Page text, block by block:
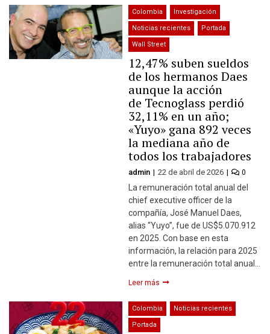
Colombia Investigación
Noticias recientes Portada
Wall Street
12,47% suben sueldos
de los hermanos Daes
aunque la acción
de Tecnoglass perdió
32,11% en un año;
«Yuyo» gana 892 veces
la mediana año de
todos los trabajadores
admin 22 de abril de 2026 0
La remuneración total anual del
chief executive officer de la
compañía, José Manuel Daes,
alias “Yuyo”, fue de US$5.070.912
en 2025. Con base en esta
información, la relación para 2025
entre la remuneración total anual…
Leer más
Colombia Noticias recientes
Portada